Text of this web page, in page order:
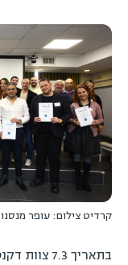
קרדיט צילום: עופר מנסנו